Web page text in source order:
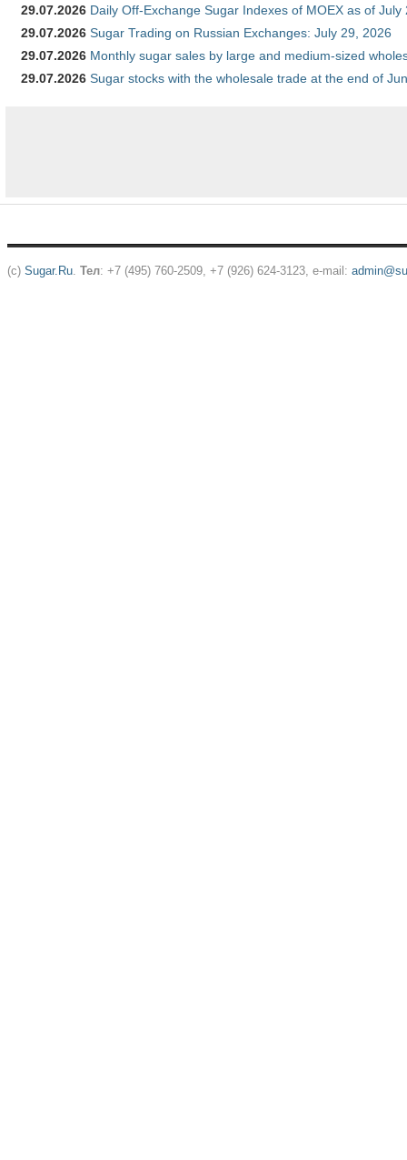
29.07.2026 Daily Off-Exchange Sugar Indexes of MOEX as of July
29.07.2026 Sugar Trading on Russian Exchanges: July 29, 2026
29.07.2026 Monthly sugar sales by large and medium-sized
29.07.2026 Sugar stocks with the wholesale trade at the end of
(c) Sugar.Ru Тел: +7 (495) 760-2509, +7 (926) 624-3123, e-mail: